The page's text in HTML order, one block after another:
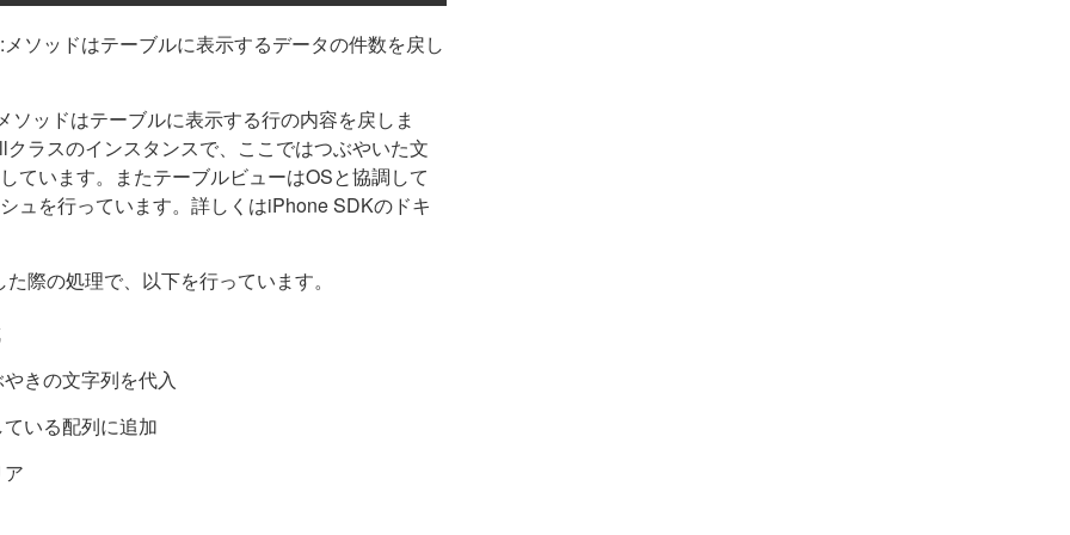
ソッドはテーブルに表示するデータの件数を戻し
ッドはテーブルに表示する行の内容を戻しま
ラスのインスタンスで、ここではつぶやいた文
ています。またテーブルビューはOSと協調して
ュを行っています。詳しくはiPhone SDKのドキ
際の処理で、以下を行っています。
きの文字列を代入
いる配列に追加